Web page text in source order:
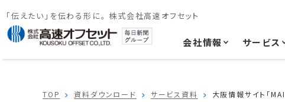
「伝えたい」を伝わる形に。 株式会社高速オフセット
会社情報 サービス
TOP 資料ダウンロード サービス資料 大阪情報サイト「